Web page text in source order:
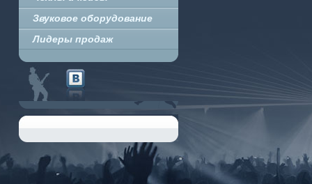
Звуковое оборудование
Лидеры продаж